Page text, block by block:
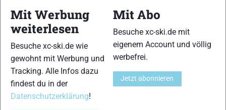
Mit Werbung
weiterlesen
Besuche xc-ski.de wie
gewohnt mit Werbung und
Tracking. Alle Infos dazu
findest du in der
Datenschutzerklärung!
Mit Abo
Besuche xc-ski.de mit
eigenem Account und völlig
werbefrei.
Jetzt abonnieren